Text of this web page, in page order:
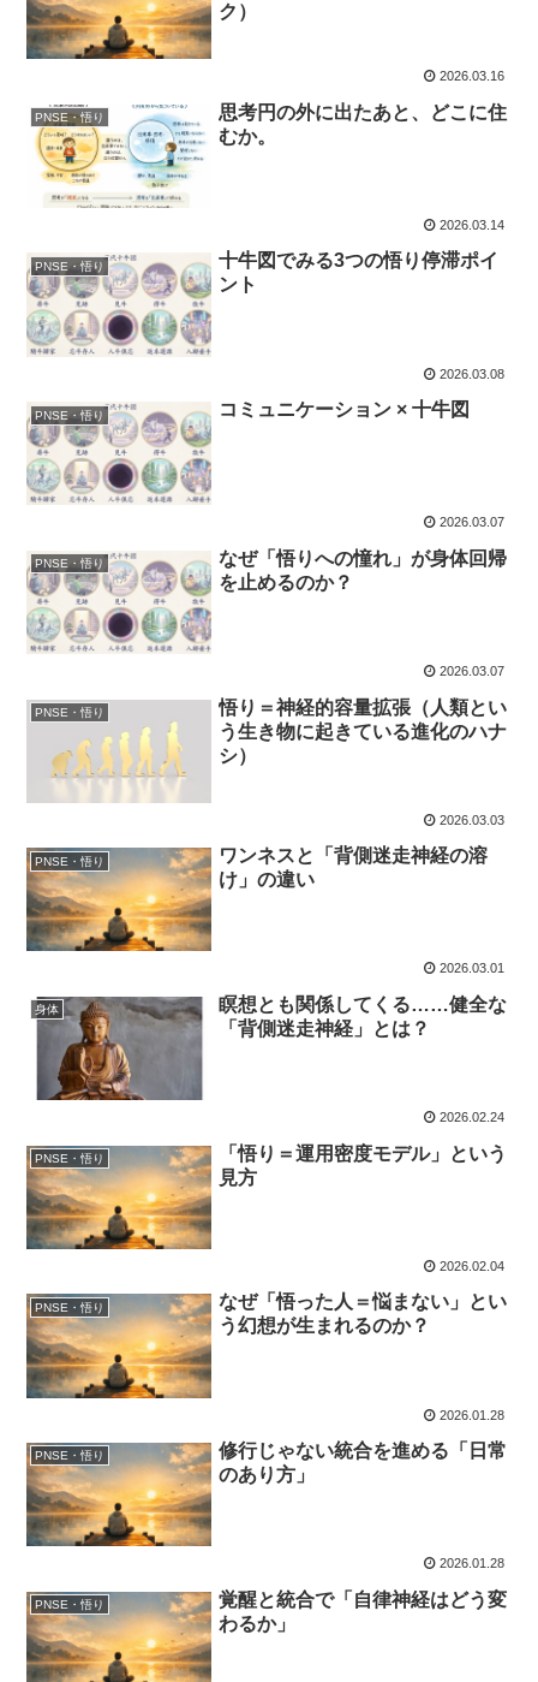
ク）
2026.03.16
PNSE・悟り
思考円の外に出たあと、どこに住
むか。
2026.03.14
PNSE・悟り
十牛図でみる3つの悟り停滞ポイ
ント
2026.03.08
PNSE・悟り コミュニケーション × 十牛図
2026.03.07
PNSE・悟り
なぜ「悟りへの憧れ」が身体回帰
を止めるのか？
2026.03.07
PNSE・悟り
悟り＝神経的容量拡張（人類とい
う生き物に起きている進化のハナ
シ）
2026.03.03
PNSE・悟り
ワンネスと「背側迷走神経の溶
け」の違い
2026.03.01
身体
瞑想とも関係してくる……健全な
「背側迷走神経」とは？
2026.02.24
PNSE・悟り
「悟り＝運用密度モデル」という
見方
2026.02.04
PNSE・悟り
なぜ「悟った人＝悩まない」とい
う幻想が生まれるのか？
2026.01.28
PNSE・悟り
修行じゃない統合を進める「日常
のあり方」
2026.01.28
PNSE・悟り
覚醒と統合で「自律神経はどう変
わるか」